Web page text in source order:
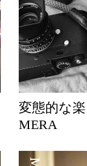
変態的な
MERA